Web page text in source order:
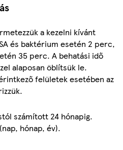
a kezelni kívánt
és baktérium esetén 2 perc,
35 perc. A behatási idő
alaposan öblítsük le.
felületek esetében az
számított 24 hónapig.
hónap, év).